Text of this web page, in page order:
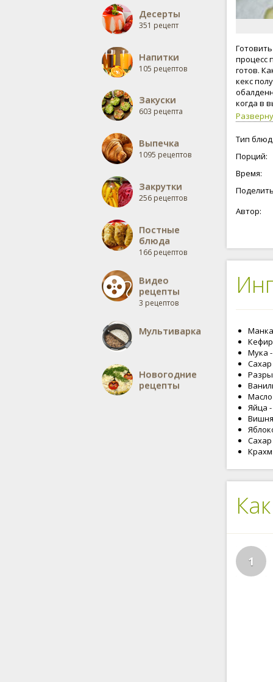
Десерты
351 рецепт
Напитки
105 рецептов
Закуски
603 рецепта
Выпечка
1095 рецептов
Закрутки
256 рецептов
Постные
блюда
166 рецептов
Видео
рецепты
3 рецептов
Мультиварка
Новогодние
рецепты
процесс
готов.
кекс
когда в
Тип
Порций:
Время:
Автор:
Манка
Мука
Сахар
Яйца
Вишня
Сахар
1